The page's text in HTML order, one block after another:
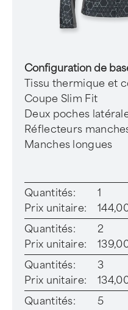
Configuration de
Tissu thermique et
Coupe Slim Fit
Deux poches
Réflecteurs
Manches longues
Quantités:
1
Prix unitaire:
Quantités:
2
Prix unitaire:
Quantités:
3
Prix unitaire:
Quantités:
5